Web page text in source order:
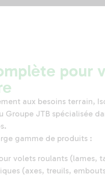
pour
aux besoins terrain,
Groupe JTB spécialisée
gamme de produits :
volets roulants (lames,
(axes, treuils,